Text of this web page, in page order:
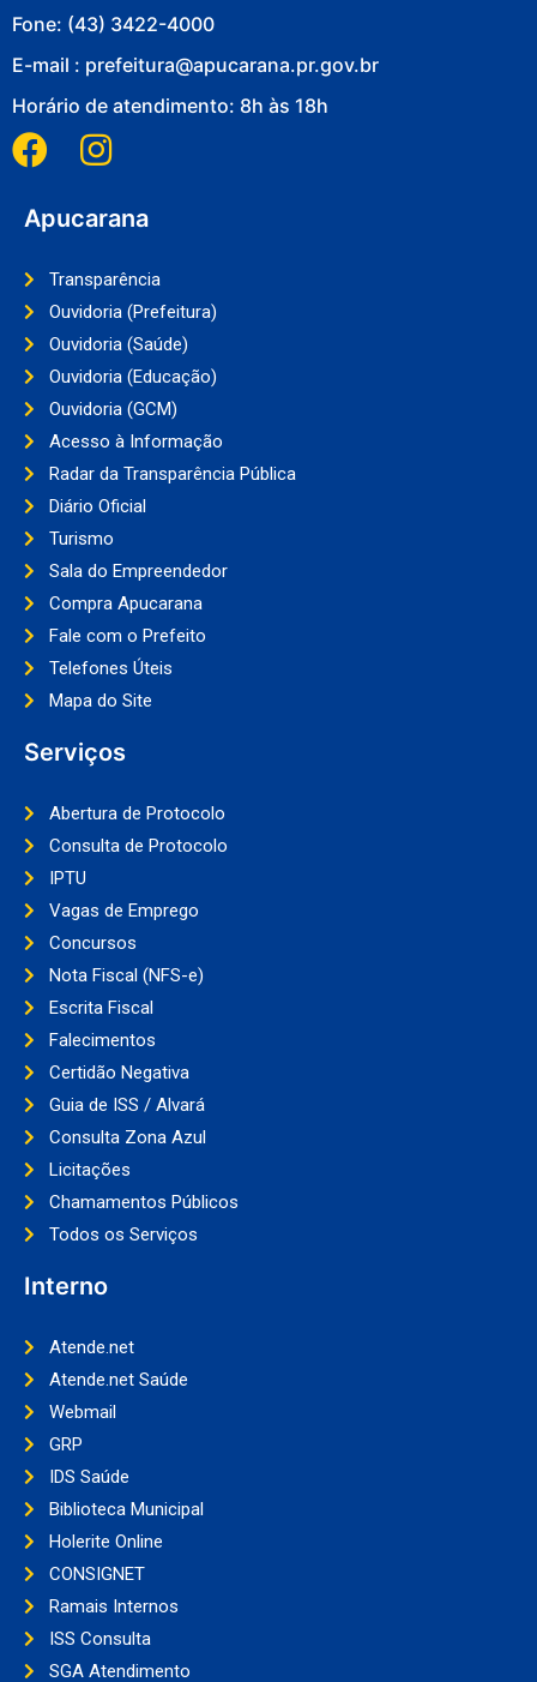
Fone: (43) 3422-4000
E-mail : prefeitura@apucarana.pr.gov.br
Horário de atendimento: 8h às 18h
Apucarana
Transparência
Ouvidoria (Prefeitura)
Ouvidoria (Saúde)
Ouvidoria (Educação)
Ouvidoria (GCM)
Acesso à Informação
Radar da Transparência Pública
Diário Oficial
Turismo
Sala do Empreendedor
Compra Apucarana
Fale com o Prefeito
Telefones Úteis
Mapa do Site
Serviços
Abertura de Protocolo
Consulta de Protocolo
IPTU
Vagas de Emprego
Concursos
Nota Fiscal (NFS-e)
Escrita Fiscal
Falecimentos
Certidão Negativa
Guia de ISS / Alvará
Consulta Zona Azul
Licitações
Chamamentos Públicos
Todos os Serviços
Interno
Atende.net
Atende.net Saúde
Webmail
GRP
IDS Saúde
Biblioteca Municipal
Holerite Online
CONSIGNET
Ramais Internos
ISS Consulta
SGA Atendimento